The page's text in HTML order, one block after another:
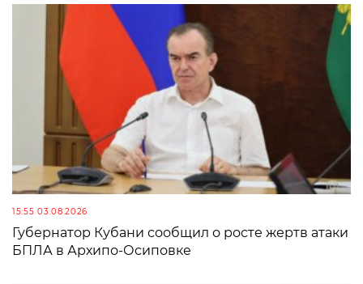
15:55 03.08.2026
Губернатор Кубани сообщил о росте жертв атаки
БПЛА в Архипо-Осиповке